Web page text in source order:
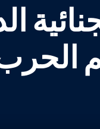
الحرب